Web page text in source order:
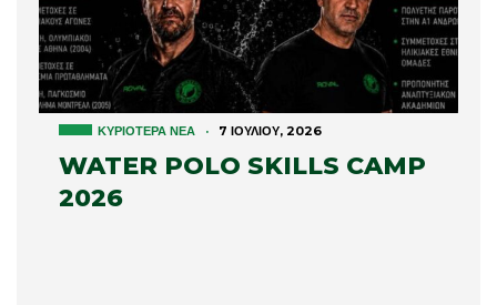
ΚΥΡΙΌΤΕΡΑ ΝΈΑ · 7 ΙΟΥΛΊΟΥ, 2026
WATER POLO SKILLS CAMP
2026